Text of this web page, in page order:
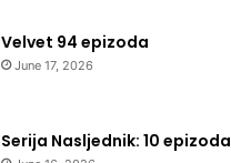
Velvet 94 epizoda
June 17, 2026
Serija Nasljednik: 10 epizoda